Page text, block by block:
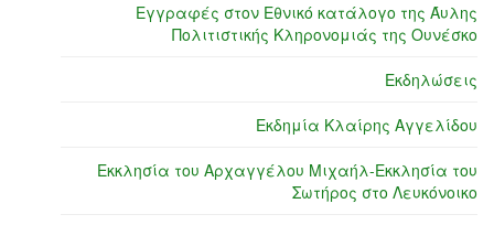
Εγγραφές στον Εθνικό κατάλογο της Άυλης
Πολιτιστικής Κληρονομιάς της Ουνέσκο
Εκδηλώσεις
Εκδημία Κλαίρης Αγγελίδου
Εκκλησία του Αρχαγγέλου Μιχαήλ-Εκκλησία του
Σωτήρος στο Λευκόνοικο